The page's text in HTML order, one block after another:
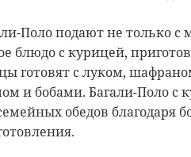
Поло подают не только
блюдо с курицей,
готовят с луком,
и бобами. Багали-Поло
обедов благодаря